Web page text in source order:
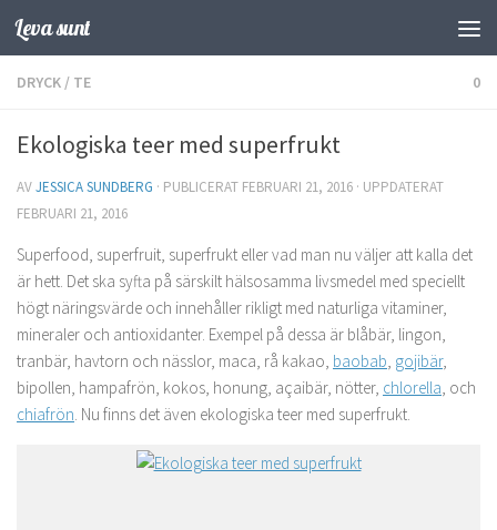
Hoppa till innehåll
Leva sunt
DRYCK / TE 0
Ekologiska teer med superfrukt
AVJESSICA SUNDBERG · PUBLICERAT FEBRUARI 21, 2016 · UPPDATERAT
FEBRUARI 21, 2016
Superfood, superfruit, superfrukt eller vad man nu väljer att kalla det
är hett. Det ska syfta på särskilt hälsosamma livsmedel med speciellt
högt näringsvärde och innehåller rikligt med naturliga vitaminer,
mineraler och antioxidanter. Exempel på dessa är blåbär, lingon,
tranbär, havtorn och nässlor, maca, rå kakao, baobab, gojibär,
bipollen, hampafrön, kokos, honung, açaibär, nötter, chlorella, och
chiafrön. Nu finns det även ekologiska teer med superfrukt.